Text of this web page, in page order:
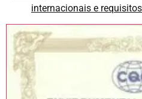
internacionais e